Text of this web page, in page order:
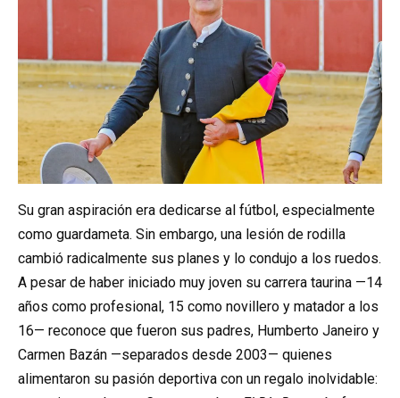
Su gran aspiración era dedicarse al fútbol, especialmente
como guardameta. Sin embargo, una lesión de rodilla
cambió radicalmente sus planes y lo condujo a los ruedos.
A pesar de haber iniciado muy joven su carrera taurina —14
años como profesional, 15 como novillero y matador a los
16— reconoce que fueron sus padres, Humberto Janeiro y
Carmen Bazán —separados desde 2003— quienes
alimentaron su pasión deportiva con un regalo inolvidable: